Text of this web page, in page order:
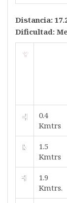
Distancia:
Dificultad:
0.4
Kmtrs
1.5
Kmtrs
1.9
Kmtrs.